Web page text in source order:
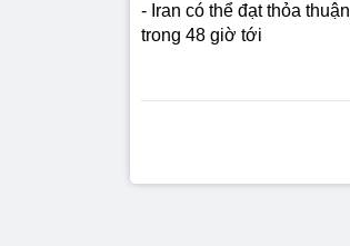
- Iran có thể đạt thỏa thuận
trong 48 giờ tới